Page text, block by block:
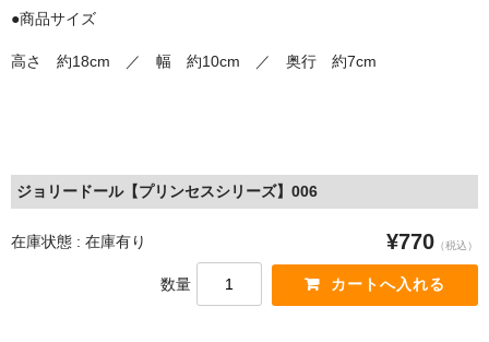
●商品サイズ
高さ 約18cm ／ 幅 約10cm ／ 奥行 約7cm
ジョリードール【プリンセスシリーズ】006
在庫状態 : 在庫有り ¥770 （税込）
数量